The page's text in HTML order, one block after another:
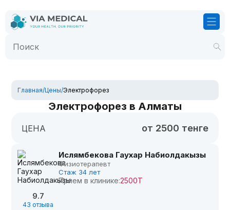
Главная/Цены/Электрофорез
Электрофорез в Алматы
ЦЕНА от 2500 тенге
9.7
43 отзыва
Ислямбекова Гаухар Набиолдакызы
Физиотерапевт
Стаж 34 лет
Прием в клинике:2500Т